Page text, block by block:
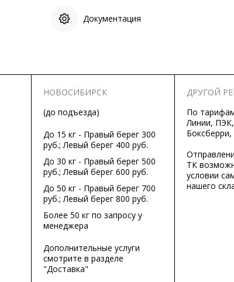
Документация
НОВОСИБИРСК
(до подъезда)
До 15 кг - Правый берег 300
руб.; Левый берег 400 руб.
До 30 кг - Правый берег 500
руб.; Левый берег 600 руб.
До 50 кг - Правый берег 700
руб.; Левый берег 800 руб.
Более 50 кг по запросу у
менеджера
Дополнительные услуги
смотрите в разделе
"Доставка"
ДРУГОЙ
По
Линии,
ТК
условии
нашего